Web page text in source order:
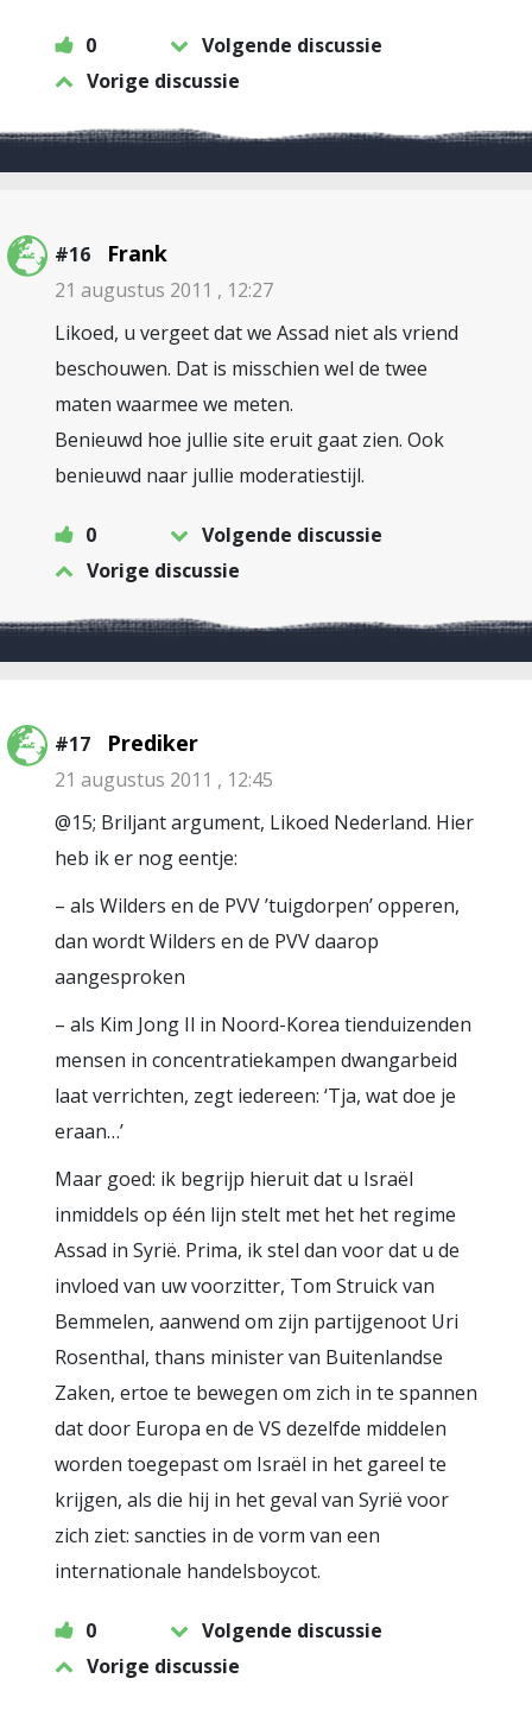
0
Volgende discussie
Vorige discussie
#16 Frank
21 augustus 2011 , 12:27
Likoed, u vergeet dat we Assad niet als vriend
beschouwen. Dat is misschien wel de twee
maten waarmee we meten.
Benieuwd hoe jullie site eruit gaat zien. Ook
benieuwd naar jullie moderatiestijl.
0
Volgende discussie
Vorige discussie
#17 Prediker
21 augustus 2011 , 12:45
@15; Briljant argument, Likoed Nederland. Hier
heb ik er nog eentje:
– als Wilders en de PVV ’tuigdorpen’ opperen,
dan wordt Wilders en de PVV daarop
aangesproken
– als Kim Jong Il in Noord-Korea tienduizenden
mensen in concentratiekampen dwangarbeid
laat verrichten, zegt iedereen: ‘Tja, wat doe je
eraan…’
Maar goed: ik begrijp hieruit dat u Israël
inmiddels op één lijn stelt met het het regime
Assad in Syrië. Prima, ik stel dan voor dat u de
invloed van uw voorzitter, Tom Struick van
Bemmelen, aanwend om zijn partijgenoot Uri
Rosenthal, thans minister van Buitenlandse
Zaken, ertoe te bewegen om zich in te spannen
dat door Europa en de VS dezelfde middelen
worden toegepast om Israël in het gareel te
krijgen, als die hij in het geval van Syrië voor
zich ziet: sancties in de vorm van een
internationale handelsboycot.
0
Volgende discussie
Vorige discussie